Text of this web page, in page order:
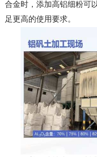
合金时，添加高铝细粉可
足更高的使用要求。